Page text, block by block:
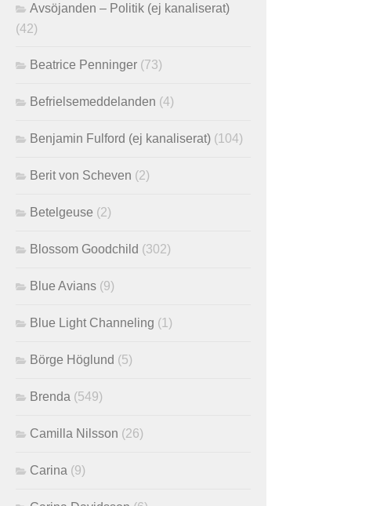
Avsöjanden – Politik (ej kanaliserat)
(42)
Beatrice Penninger (73)
Befrielsemeddelanden (4)
Benjamin Fulford (ej kanaliserat) (104)
Berit von Scheven (2)
Betelgeuse (2)
Blossom Goodchild (302)
Blue Avians (9)
Blue Light Channeling (1)
Börge Höglund (5)
Brenda (549)
Camilla Nilsson (26)
Carina (9)